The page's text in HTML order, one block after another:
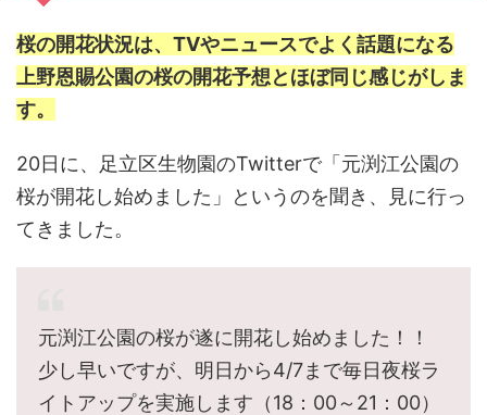
桜の開花状況は、TVやニュースでよく話題になる
上野恩賜公園の桜の開花予想とほぼ同じ感じがしま
す。
20日に、足立区生物園のTwitterで「元渕江公園の
桜が開花し始めました」というのを聞き、見に行っ
てきました。
元渕江公園の桜が遂に開花し始めました！！
少し早いですが、明日から4/7まで毎日夜桜ラ
イトアップを実施します（18：00～21：00）